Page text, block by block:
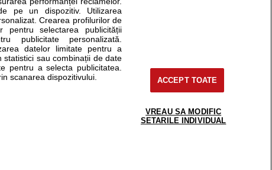
Ele nu pot substitui consultul medical direct si
consultati fie medicul Dvs., fie unul dintre medicii pe care
pacient
support@sfatulmedicului.ro
0374 109 268
pe un dispozitiv. Utilizarea
Crearea profilurilor de
pentru selectarea publicității
publicitate personalizată.
datelor limitate pentru a
statistici sau combinații de date
pentru a selecta publicitatea.
scanarea dispozitivului.
ACCEPT TOATE
VREAU SA MODIFIC
SETARILE INDIVIDUAL